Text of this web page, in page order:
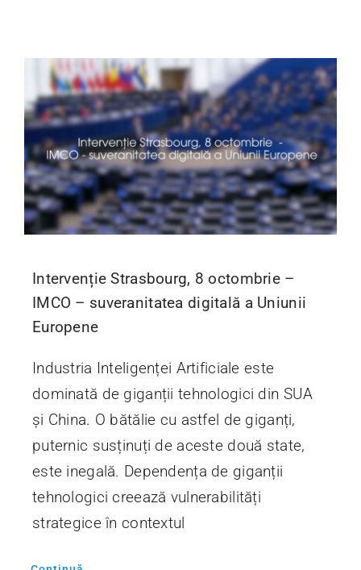
Intervenție Strasbourg, 8 octombrie –
IMCO – suveranitatea digitală a Uniunii
Europene
Industria Inteligenței Artificiale este
dominată de giganții tehnologici din SUA
și China. O bătălie cu astfel de giganți,
puternic susținuți de aceste două state,
este inegală. Dependența de giganții
tehnologici creează vulnerabilități
strategice în contextul